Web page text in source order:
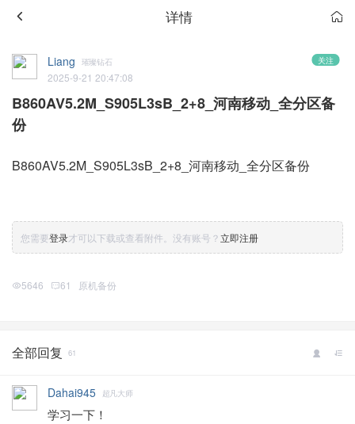
详情
关注
Liang 璀璨钻石
2025-9-21 20:47:08
B860AV5.2M_S905L3sB_2+8_河南移动_全分区备
份
B860AV5.2M_S905L3sB_2+8_河南移动_全分区备份
您需要登录才可以下载或查看附件。没有账号？立即注册
5646 61 原机备份
全部回复 61
Dahai945 超凡大师
学习一下！